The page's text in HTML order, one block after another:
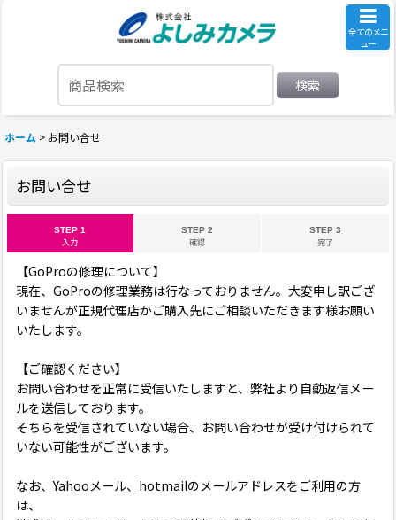
全てのメニ
ュー
検索
ホーム > お問い合せ
お問い合せ
STEP 1
入力
STEP 2
確認
STEP 3
完了
【GoProの修理について】
現在、GoProの修理業務は行なっておりません。大変申し訳ござ
いませんが正規代理店かご購入先にご相談いただきます様お願い
いたします。
【ご確認ください】
お問い合わせを正常に受信いたしますと、弊社より自動返信メー
ルを送信しております。
そちらを受信されていない場合、お問い合わせが受け付けられて
いない可能性がございます。
なお、Yahooメール、hotmailのメールアドレスをご利用の方
は、